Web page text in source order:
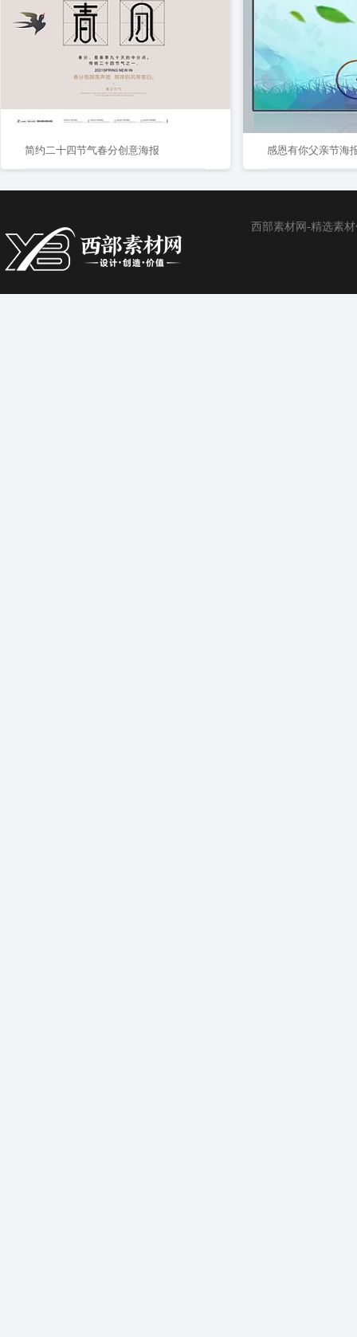
简约二十四节气春分创意海报 感恩有你父亲节海
西部素材网-精选素